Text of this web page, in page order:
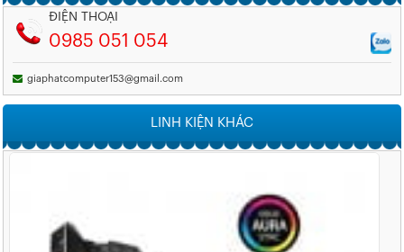
ĐIỆN THOẠI
0985 051 054
giaphatcomputer153@gmail.com
LINH KIỆN KHÁC